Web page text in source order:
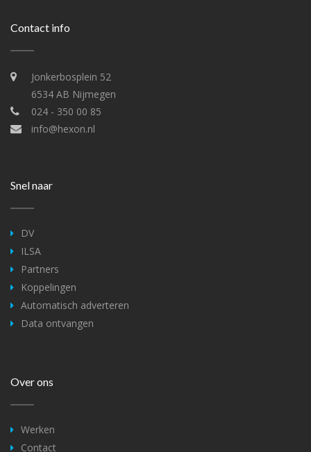
Contact info
Jonkerbosplein 52
6534 AB Nijmegen
024 - 350 00 85
info@hexon.nl
Snel naar
DV
ILSA
Partners
Koppelingen
Automatisch adverteren
Data ontvangen
Over ons
Werken
Contact